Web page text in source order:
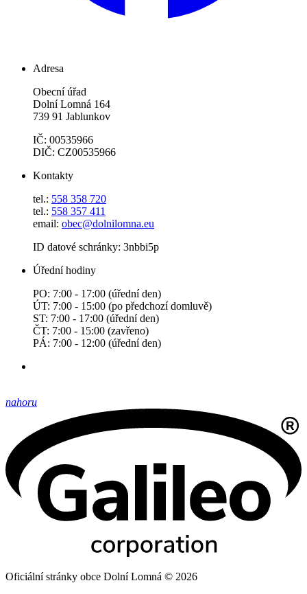
Adresa
Obecní úřad
Dolní Lomná 164
739 91 Jablunkov
IČ: 00535966
DIČ: CZ00535966
Kontakty
tel.: 558 358 720
tel.: 558 357 411
email: obec@dolnilomna.eu
ID datové schránky: 3nbbi5p
Úřední hodiny
PO: 7:00 - 17:00 (úřední den)
ÚT: 7:00 - 15:00 (po předchozí domluvě)
ST: 7:00 - 17:00 (úřední den)
ČT: 7:00 - 15:00 (zavřeno)
PÁ: 7:00 - 12:00 (úřední den)
nahoru
Oficiální stránky obce Dolní Lomná © 2026